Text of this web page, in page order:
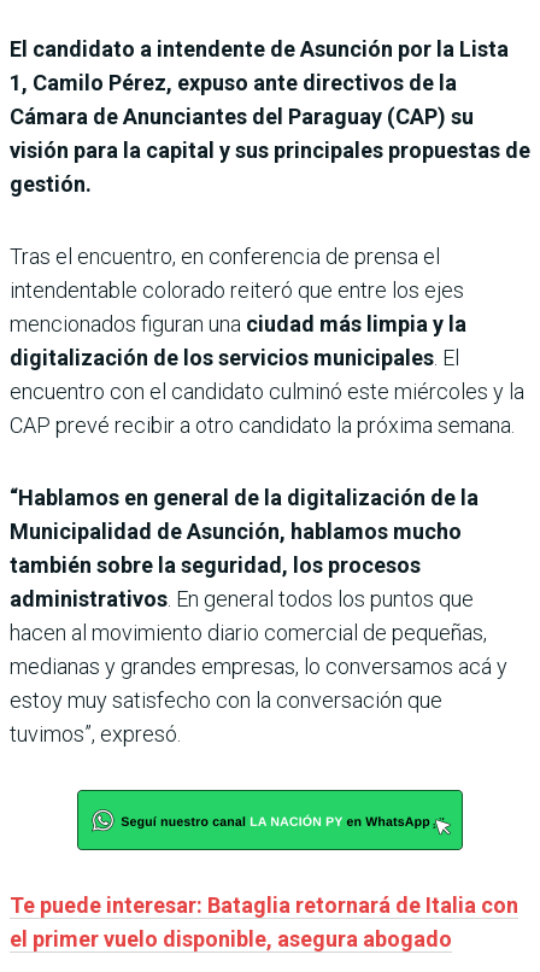
El candidato a intendente de Asunción por la Lista
1, Camilo Pérez, expuso ante directivos de la
Cámara de Anunciantes del Paraguay (CAP) su
visión para la capital y sus principales propuestas de
gestión.
Tras el encuentro, en conferencia de prensa el
intendentable colorado reiteró que entre los ejes
mencionados figuran una ciudad más limpia y la
digitalización de los servicios municipales . El
encuentro con el candidato culminó este miércoles y la
CAP prevé recibir a otro candidato la próxima semana.
“Hablamos en general de la digitalización de la
Municipalidad de Asunción, hablamos mucho
también sobre la seguridad, los procesos
administrativos . En general todos los puntos que
hacen al movimiento diario comercial de pequeñas,
medianas y grandes empresas, lo conversamos acá y
estoy muy satisfecho con la conversación que
tuvimos”, expresó.
Te puede interesar: Bataglia retornará de Italia con
el primer vuelo disponible, asegura abogado